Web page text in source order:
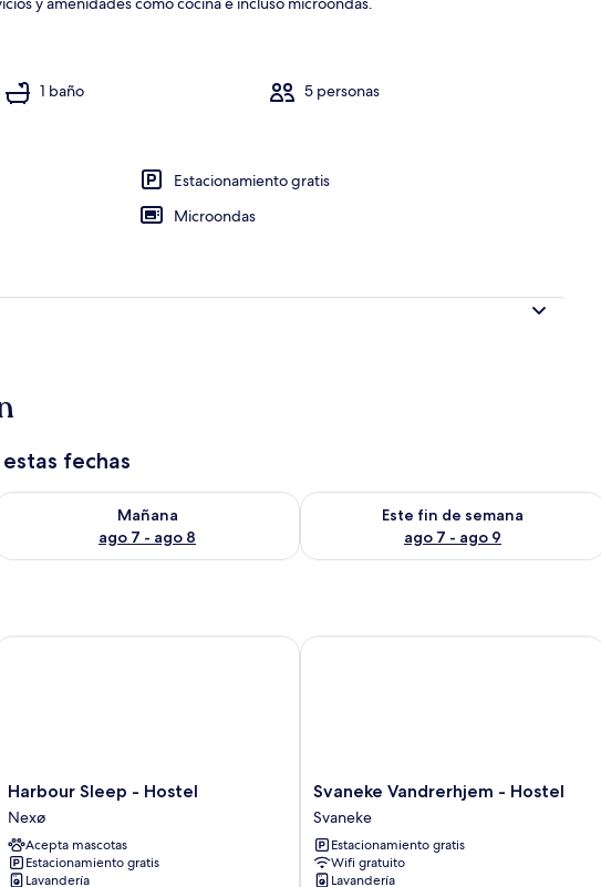
1 baño 5 personas
Estacionamiento gratis
Microondas
fechas
- ago 7
Mañana
ago 7 - ago 8
la disponibilidad para mañana ago 7 - ago 8
Este fin de semana
ago 7 - ago 9
Consulta la disponibilidad para este
Harbour
Sleep
-
Hostel
Nexø
Harbour Sleep - Hostel
Nexø
Acepta mascotas
Estacionamiento gratis
Lavandería
Sleep - Hostel
Svaneke
Vandrerhjem
-
Hostel
Svaneke
Svaneke Vandrerhjem - Hostel
Svaneke
Estacionamiento gratis
Wifi gratuito
Lavandería
Svaneke Vandrerhjem - Hostel